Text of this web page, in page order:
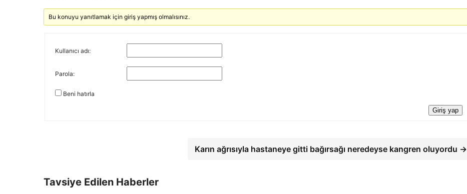
Bu konuyu yanıtlamak için giriş yapmış olmalısınız.
Kullanıcı adı:
Parola:
Beni hatırla
Giriş yap
Karın ağrısıyla hastaneye gitti bağırsağı neredeyse kangren oluyordu →
Tavsiye Edilen Haberler